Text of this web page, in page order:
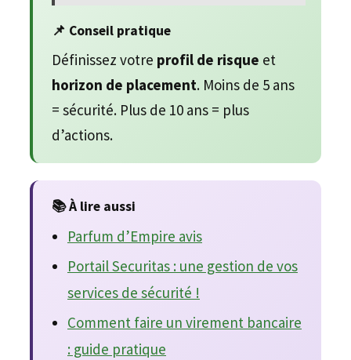
📌 Conseil pratique
Définissez votre profil de risque et
horizon de placement. Moins de 5 ans
= sécurité. Plus de 10 ans = plus
d’actions.
📚 À lire aussi
Parfum d’Empire avis
Portail Securitas : une gestion de vos
services de sécurité !
Comment faire un virement bancaire
: guide pratique